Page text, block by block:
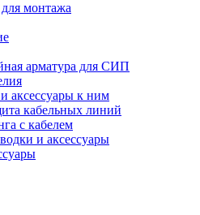
монтажа
арматура для СИП
аксессуары к ним
кабельных линий
с кабелем
и аксессуары